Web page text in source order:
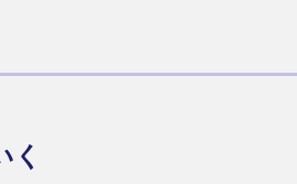
く